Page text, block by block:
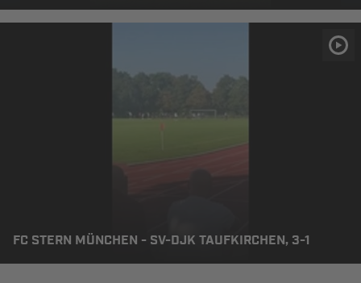
FC STERN MÜNCHEN - SV-DJK TAUFKIRCHEN, 3-1